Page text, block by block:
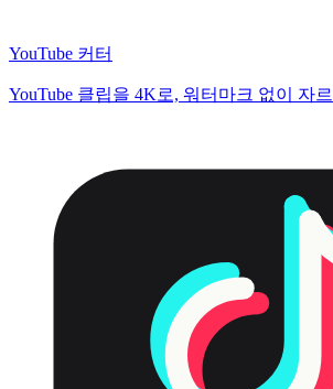
YouTube 커터
YouTube 클립을 4K로, 워터마크 없이 자